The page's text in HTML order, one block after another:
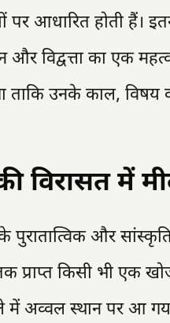
आधारित होती हैं।
और विद्वत्ता का एक
ताकि उनके काल,
विरासत में
पुरातात्विक और
प्राप्त किसी भी एक
में अव्वल स्थान पर आ